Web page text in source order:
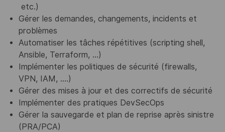
etc.)
Gérer les demandes, changements, incidents et
problèmes
Automatiser les tâches répétitives (scripting shell,
Ansible, Terraform, …)
Implémenter les politiques de sécurité (firewalls,
VPN, IAM, ….)
Gérer des mises à jour et des correctifs de sécurité
Implémenter des pratiques DevSecOps
Gérer la sauvegarde et plan de reprise après sinistre
(PRA/PCA)